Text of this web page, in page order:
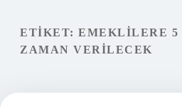
Hakkımızda
ETIKET: EMEKLILERE 5
ZAMAN VERILECEK